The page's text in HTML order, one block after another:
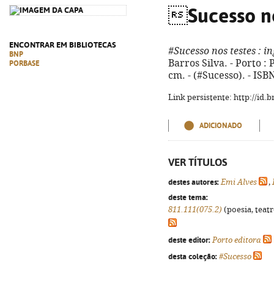
ENCONTRAR EM BIBLIOTECAS
BNP
PORBASE
Sucesso
#Sucesso nos testes :
Barros Silva. - Porto :
cm. - (#Sucesso). -
Link persistente: http://
ADICIONADO
VER TÍTULOS
destes autores: Emi Alves ,
deste tema:
811.111(075.2) (poesia,
deste editor: Porto editora
desta coleção: #Sucesso